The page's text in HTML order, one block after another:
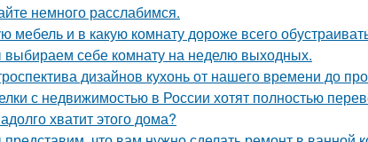
немного расслабимся.
мебель и в какую комнату дороже всего
себе комнату на неделю выходных.
дизайнов кухонь от нашего времени до
с недвижимостью в России хотят полностью
хватит этого дома?